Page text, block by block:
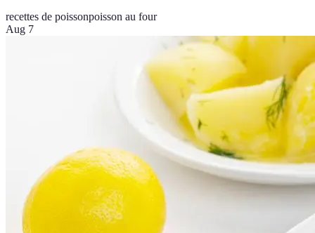
recettes de poissonpoisson au four
Aug 7